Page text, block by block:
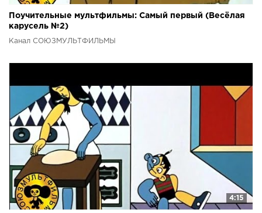
Поучительные мультфильмы: Самый первый (Весёлая
карусель №2)
Канал СОЮЗМУЛЬТФИЛЬМЫ
4:15